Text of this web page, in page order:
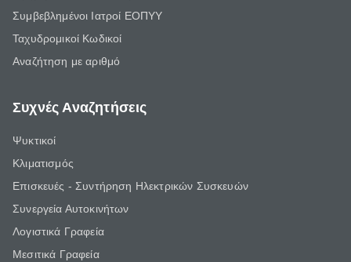
Συμβεβλημένοι Ιατροί ΕΟΠΥΥ
Ταχυδρομικοί Κωδικοί
Αναζήτηση με αριθμό
Συχνές Αναζητήσεις
Ψυκτικοί
Κλιματισμός
Επισκευές - Συντήρηση Ηλεκτρικών Συσκευών
Συνεργεία Αυτοκινήτων
Λογιστικά Γραφεία
Μεσιτικά Γραφεία